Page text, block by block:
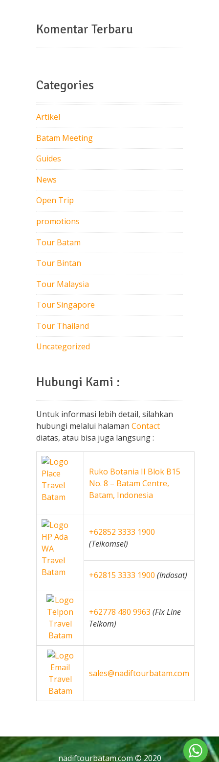
Komentar Terbaru
Categories
Artikel
Batam Meeting
Guides
News
Open Trip
promotions
Tour Batam
Tour Bintan
Tour Malaysia
Tour Singapore
Tour Thailand
Uncategorized
Hubungi Kami :
Untuk informasi lebih detail, silahkan
hubungi melalui halaman Contact
diatas, atau bisa juga langsung :
Ruko Botania II Blok B15
No. 8 – Batam Centre,
Batam, Indonesia
+62852 3333 1900
(Telkomsel)
+62815 3333 1900 (Indosat)
+62778 480 9963 (Fix Line
Telkom)
sales@nadiftourbatam.com
nadiftourbatam.com © 2020